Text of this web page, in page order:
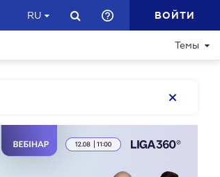
RU ВОЙТИ
Темы